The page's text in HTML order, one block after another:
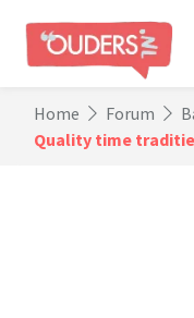
Home Forum
Quality time